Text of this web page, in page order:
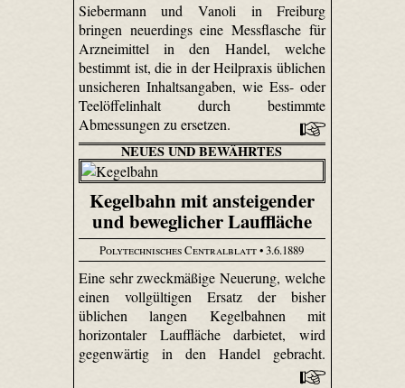
Siebermann und Vanoli in Freiburg
bringen neuerdings eine Messflasche für
Arzneimittel in den Handel, welche
bestimmt ist, die in der Heilpraxis üblichen
unsicheren Inhaltsangaben, wie Ess- oder
Teelöffelinhalt durch bestimmte
Abmessungen zu ersetzen.
NEUES UND BEWÄHRTES
Kegelbahn mit ansteigender
und beweglicher Lauffläche
Polytechnisches Centralblatt• 3.6.1889
Eine sehr zweckmäßige Neuerung, welche
einen vollgültigen Ersatz der bisher
üblichen langen Kegelbahnen mit
horizontaler Lauffläche darbietet, wird
gegenwärtig in den Handel gebracht.